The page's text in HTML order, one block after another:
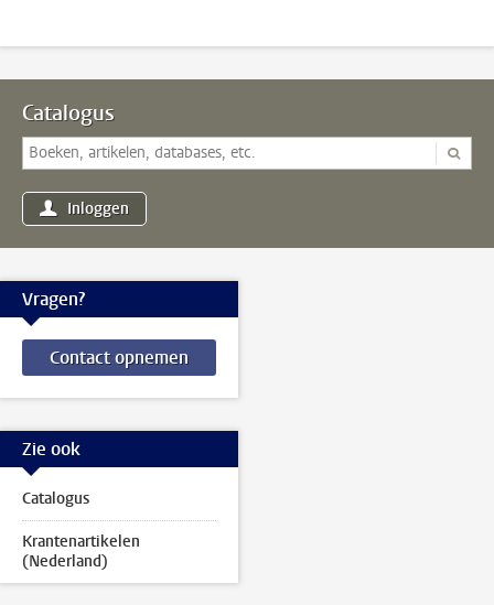
Catalogus
Inloggen
Vragen?
Contact opnemen
Zie ook
Catalogus
Krantenartikelen
(Nederland)